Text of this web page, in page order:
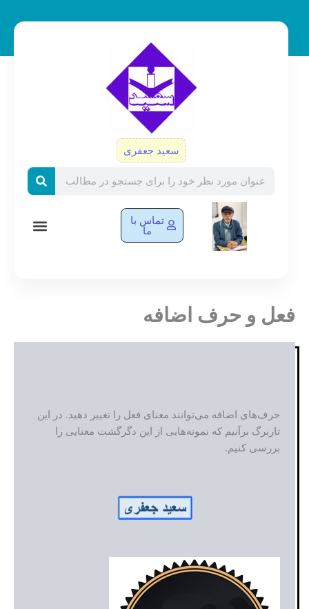
سعید جعفری
تماس با
ما
فعل و حرف اضافه
حرف‌های اضافه می‌توانند معنای فعل را تغییر دهید. در این
تاربرگ برآنیم که نمونه‌هایی از این دگرگشت معنایی را
بررسی کنیم.